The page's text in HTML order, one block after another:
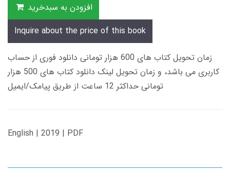
افزودن به سبدخرید
Inquire about the price of this book
زمان تحویل کتاب های 600 هزار تومانی دانلود فوری از حساب
کاربری می باشد، و زمان تحویل لینک دانلود کتاب های 500 هزار
تومانی حداکثر 12 ساعت از طریق پیامک/ایمیل
English | 2019 | PDF